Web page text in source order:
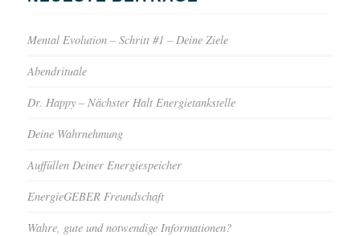
Mental Evolution – Schritt #1 – Deine Ziele
Abendrituale
Dr. Happy – Nächster Halt Energietankstelle
Deine Wahrnehmung
Auffüllen Deiner Energiespeicher
EnergieGEBER Freundschaft
Wahre, gute und notwendige Informationen?